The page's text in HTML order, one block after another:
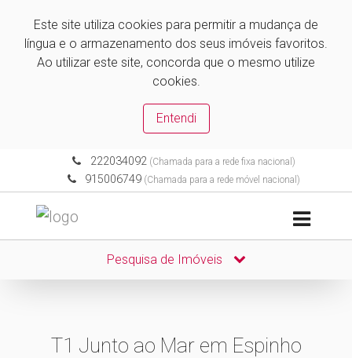
Este site utiliza cookies para permitir a mudança de
língua e o armazenamento dos seus imóveis favoritos.
Ao utilizar este site, concorda que o mesmo utilize
cookies.
Entendi
222034092(Chamada para a rede fixa nacional)
915006749 (Chamada para a rede móvel nacional)
Pesquisa de Imóveis
T1 Junto ao Mar em Espinho